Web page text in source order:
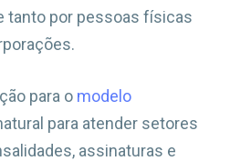
tanto por pessoas físicas
para o modelo
para atender setores
assinaturas e